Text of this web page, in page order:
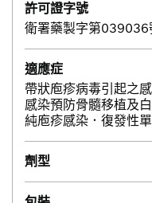
許可證字號
衛署藥製字第039036
適應症
帶狀庖疹病毒引起之
感染預防骨髓移植及
純庖疹感染．復發性
劑型